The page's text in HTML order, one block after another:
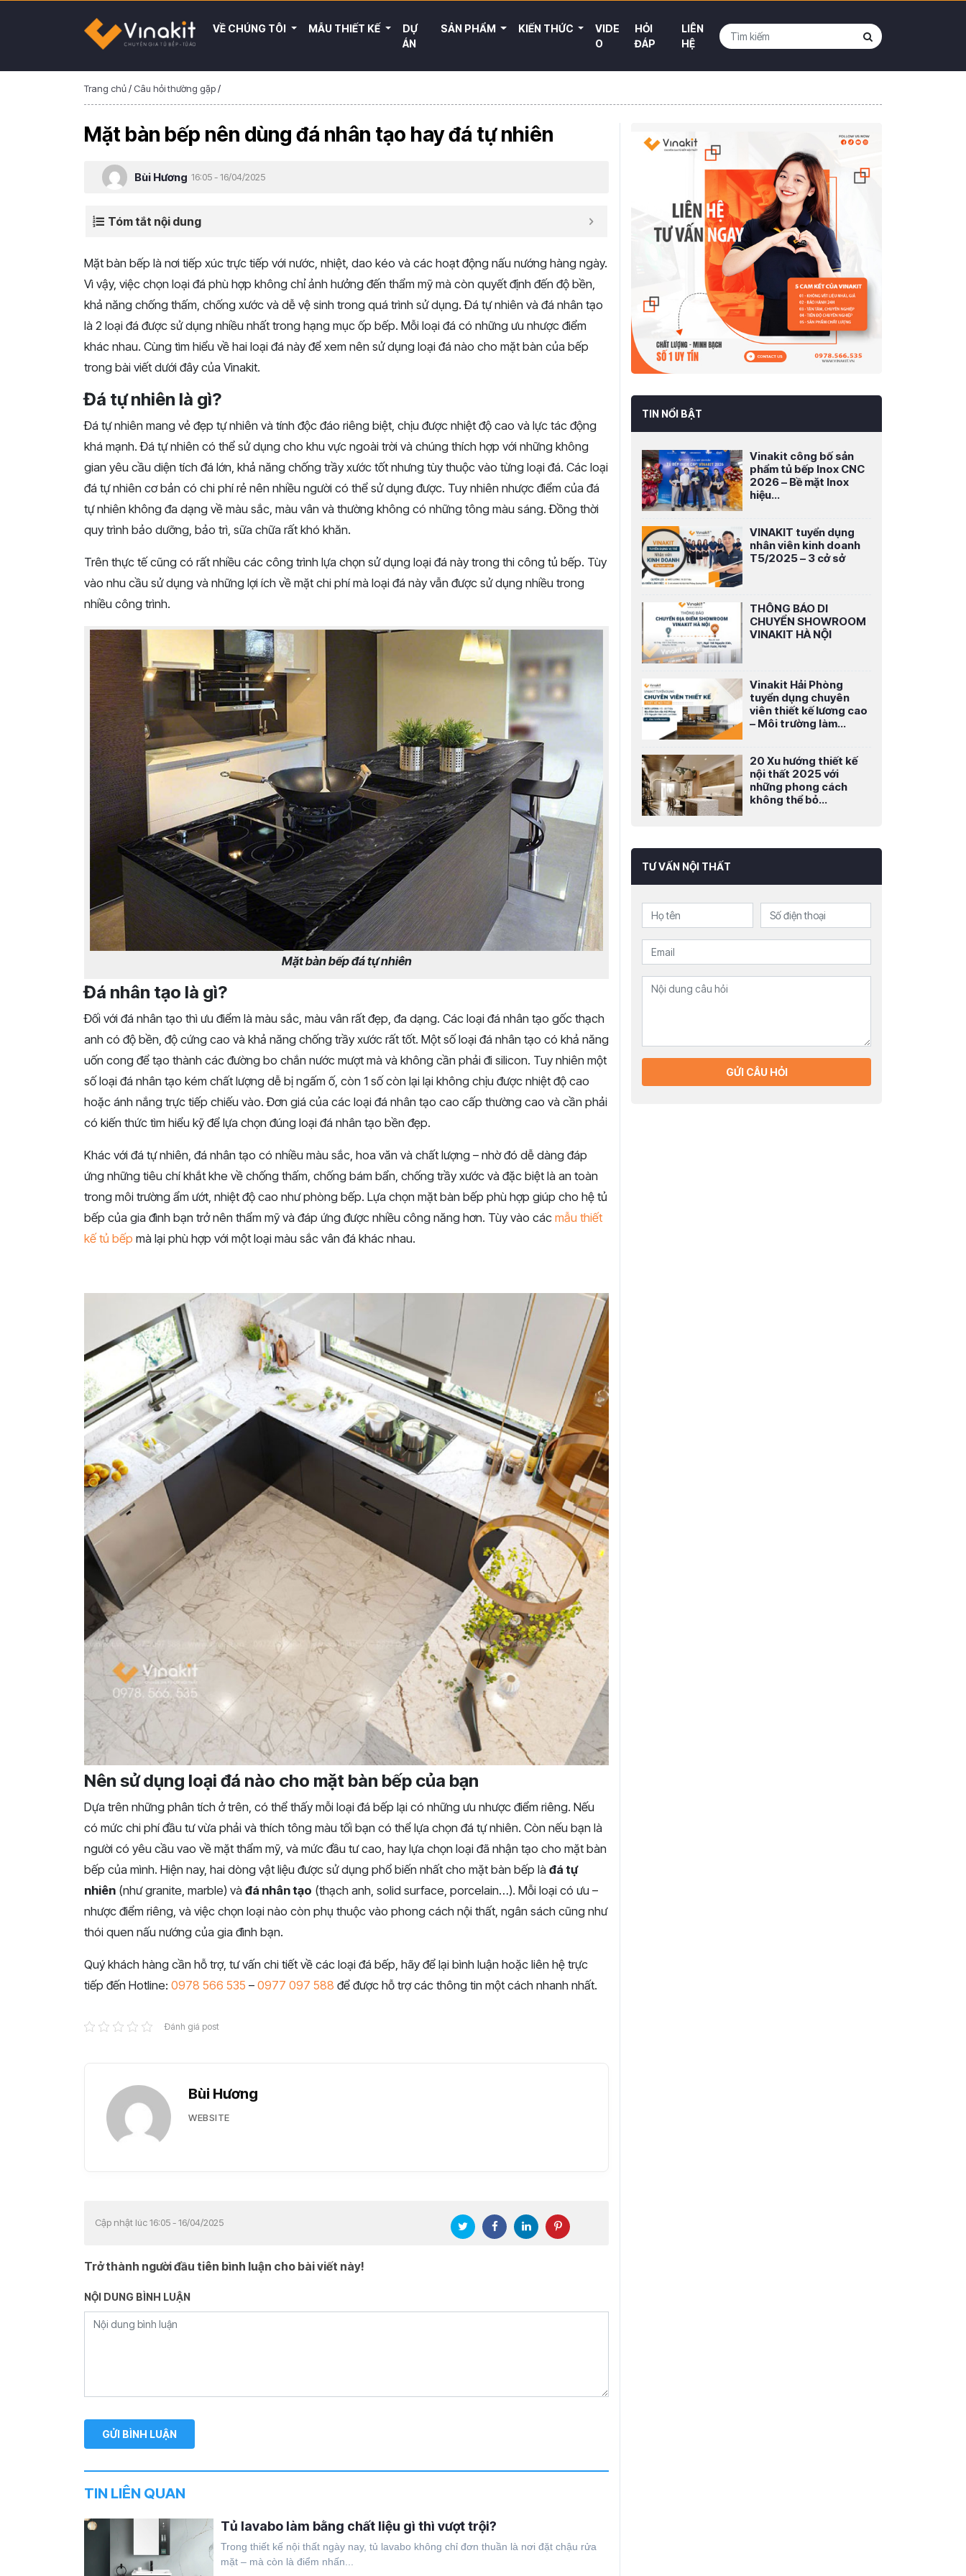
VỀ CHÚNG TÔI MẪU THIẾT KẾ
DỰ
ÁN
SẢN PHẨM KIẾN THỨC
VIDE
O
HỎI
ĐÁP
LIÊN
HỆ
Trang chủ/ Câu hỏi thường gặp/
Mặt bàn bếp nên dùng đá nhân tạo hay đá tự nhiên
Bùi Hương 16:05 - 16/04/2025
Tóm tắt nội dung
Mặt bàn bếp là nơi tiếp xúc trực tiếp với nước, nhiệt, dao kéo và các hoạt động nấu nướng hàng ngày.
Vì vậy, việc chọn loại đá phù hợp không chỉ ảnh hưởng đến thẩm mỹ mà còn quyết định đến độ bền,
khả năng chống thấm, chống xước và dễ vệ sinh trong quá trình sử dụng. Đá tự nhiên và đá nhân tạo
là 2 loại đá được sử dụng nhiều nhất trong hạng mục ốp bếp. Mỗi loại đá có những ưu nhược điểm
khác nhau. Cùng tìm hiểu về hai loại đá này để xem nên sử dụng loại đá nào cho mặt bàn của bếp
trong bài viết dưới đây của Vinakit.
Đá tự nhiên là gì?
Đá tự nhiên mang vẻ đẹp tự nhiên và tính độc đáo riêng biệt, chịu được nhiệt độ cao và lực tác động
khá mạnh. Đá tự nhiên có thể sử dụng cho khu vực ngoài trời và chúng thích hợp với những không
gian yêu cầu diện tích đá lớn, khả năng chống trầy xước tốt nhưng tùy thuộc vào từng loại đá. Các loại
đá tự nhiên cơ bản có chi phí rẻ nên nhiều người có thể sử dụng được. Tuy nhiên nhược điểm của đá
tự nhiên không đa dạng về màu sắc, màu vân và thường không có những tông màu sáng. Đồng thời
quy trình bảo dưỡng, bảo trì, sữa chữa rất khó khăn.
Trên thực tế cũng có rất nhiều các công trình lựa chọn sử dụng loại đá này trong thi công tủ bếp. Tùy
vào nhu cầu sử dụng và những lợi ích về mặt chi phí mà loại đá này vẫn được sử dụng nhiều trong
nhiều công trình.
Mặt bàn bếp đá tự nhiên
Đá nhân tạo là gì?
Đối với đá nhân tạo thì ưu điểm là màu sắc, màu vân rất đẹp, đa dạng. Các loại đá nhân tạo gốc thạch
anh có độ bền, độ cứng cao và khả năng chống trầy xước rất tốt. Một số loại đá nhân tạo có khả năng
uốn cong để tạo thành các đường bo chắn nước mượt mà và không cần phải đi silicon. Tuy nhiên một
số loại đá nhân tạo kém chất lượng dễ bị ngấm ố, còn 1 số còn lại lại không chịu được nhiệt độ cao
hoặc ánh nắng trực tiếp chiếu vào. Đơn giá của các loại đá nhân tạo cao cấp thường cao và cần phải
có kiến thức tìm hiểu kỹ để lựa chọn đúng loại đá nhân tạo bền đẹp.
Khác với đá tự nhiên, đá nhân tạo có nhiều màu sắc, hoa văn và chất lượng – nhờ đó dễ dàng đáp
ứng những tiêu chí khắt khe về chống thấm, chống bám bẩn, chống trầy xước và đặc biệt là an toàn
trong môi trường ẩm ướt, nhiệt độ cao như phòng bếp. Lựa chọn mặt bàn bếp phù hợp giúp cho hệ tủ
bếp của gia đình bạn trở nên thẩm mỹ và đáp ứng được nhiều công năng hơn. Tùy vào các mẫu thiết
kế tủ bếp mà lại phù hợp với một loại màu sắc vân đá khác nhau.
Nên sử dụng loại đá nào cho mặt bàn bếp của bạn
Dựa trên những phân tích ở trên, có thể thấy mỗi loại đá bếp lại có những ưu nhược điểm riêng. Nếu
có mức chi phí đầu tư vừa phải và thích tông màu tối bạn có thể lựa chọn đá tự nhiên. Còn nếu bạn là
người có yêu cầu vao về mặt thẩm mỹ, và mức đầu tư cao, hay lựa chọn loại đã nhận tạo cho mặt bàn
bếp của mình. Hiện nay, hai dòng vật liệu được sử dụng phổ biến nhất cho mặt bàn bếp là đá tự
nhiên (như granite, marble) và đá nhân tạo (thạch anh, solid surface, porcelain…). Mỗi loại có ưu –
nhược điểm riêng, và việc chọn loại nào còn phụ thuộc vào phong cách nội thất, ngân sách cũng như
thói quen nấu nướng của gia đình bạn.
Quý khách hàng cần hỗ trợ, tư vấn chi tiết về các loại đá bếp, hãy để lại bình luận hoặc liên hệ trực
tiếp đến Hotline: 0978 566 535 – 0977 097 588 để được hỗ trợ các thông tin một cách nhanh nhất.
Đánh giá post
Bùi Hương
WEBSITE
Cập nhật lúc 16:05 - 16/04/2025
Trở thành người đầu tiên bình luận cho bài viết này!
NỘI DUNG BÌNH LUẬN
TIN LIÊN QUAN
Tủ lavabo làm bằng chất liệu gì thì vượt trội?
Trong thiết kế nội thất ngày nay, tủ lavabo không chỉ đơn thuần là nơi đặt chậu rửa
mặt – mà còn là điểm nhấn...
TIN NỔI BẬT
Vinakit công bố sản
phẩm tủ bếp Inox CNC
2026 – Bề mặt Inox
hiệu...
VINAKIT tuyển dụng
nhân viên kinh doanh
T5/2025 – 3 cở sở
THÔNG BÁO DI
CHUYỂN SHOWROOM
VINAKIT HÀ NỘI
Vinakit Hải Phòng
tuyển dụng chuyên
viên thiết kế lương cao
– Môi trường làm...
20 Xu hướng thiết kế
nội thất 2025 với
những phong cách
không thể bỏ...
TƯ VẤN NỘI THẤT
GỬI CÂU HỎI